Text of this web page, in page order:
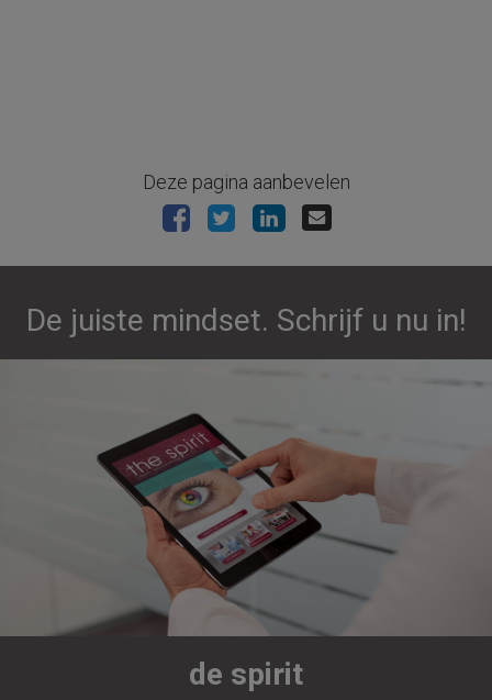
Deze pagina aanbevelen
De juiste mindset. Schrijf u nu in!
de spirit